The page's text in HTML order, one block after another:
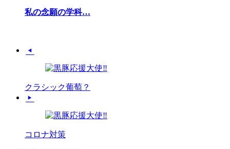
私の念願の学科…
クラシック葡萄？
コロナ対策